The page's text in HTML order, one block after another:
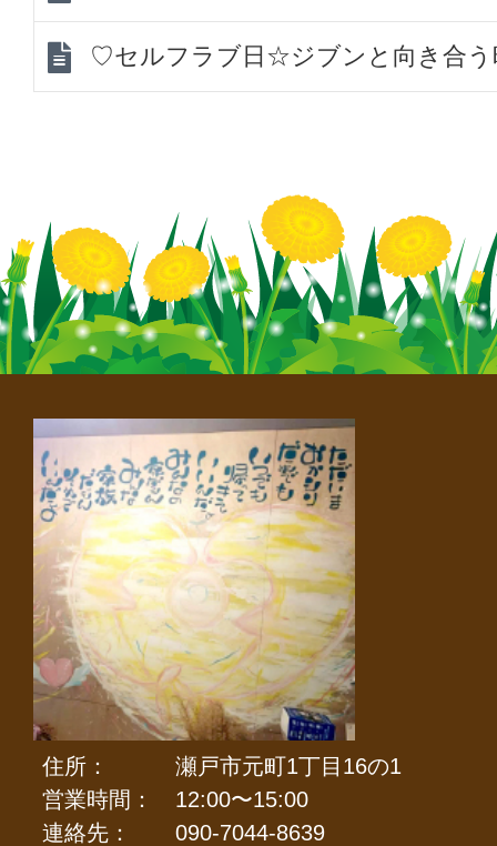
♡セルフラブ日☆ジブンと向き合
住所：
瀬戸市元町1丁目16の1
営業時間：
12:00〜15:00
連絡先：
090-7044-8639